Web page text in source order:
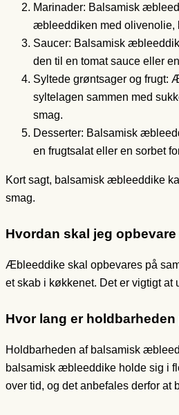
Marinader: Balsamisk
æbleeddiken med olivenolie,
Saucer: Balsamisk
den til en tomat sauce eller
Syltede grøntsager og frugt:
syltelagen sammen med
smag.
Desserter: Balsamisk
en frugtsalat eller en sorbet
Kort sagt, balsamisk æbleeddike
smag.
Hvordan skal jeg
Æbleeddike skal opbevares på
et skab i køkkenet. Det er vigtigt at
Hvor lang er holdbarheden
Holdbarheden af balsamisk
balsamisk æbleeddike holde sig i
over tid, og det anbefales derfor at